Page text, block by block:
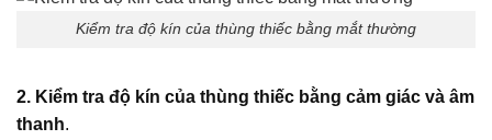
Kiểm tra độ kín của thùng thiếc bằng mắt thường
2. Kiểm tra độ kín của thùng thiếc bằng cảm giác và âm
thanh.